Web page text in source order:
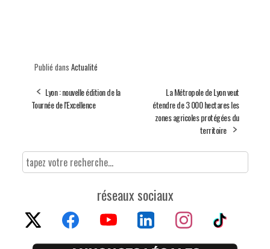
Publié dans Actualité
Lyon : nouvelle édition de la
Tournée de l'Excellence
La Métropole de Lyon veut
étendre de 3 000 hectares les
zones agricoles protégées du
territoire
réseaux sociaux